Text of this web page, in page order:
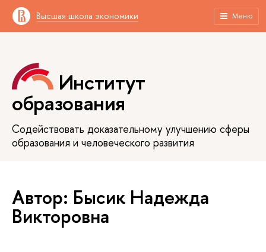
Высшая школа экономики Меню
Институт
образования
Содействовать доказательному улучшению сферы
образования и человеческого развития
Автор: Бысик Надежда
Викторовна